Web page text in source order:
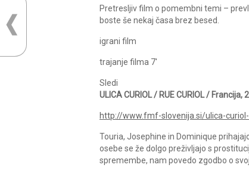
Pretresljiv film o pomembni temi –
boste še nekaj časa brez besed.
igrani film
trajanje filma 7′
Sledi
ULICA CURIOL / RUE CURIOL / Francija,
http://www.fmf-slovenija.si/ulica-
Touria, Josephine in Dominique
osebe se že dolgo preživljajo s
spremembe, nam povedo zgodbo o